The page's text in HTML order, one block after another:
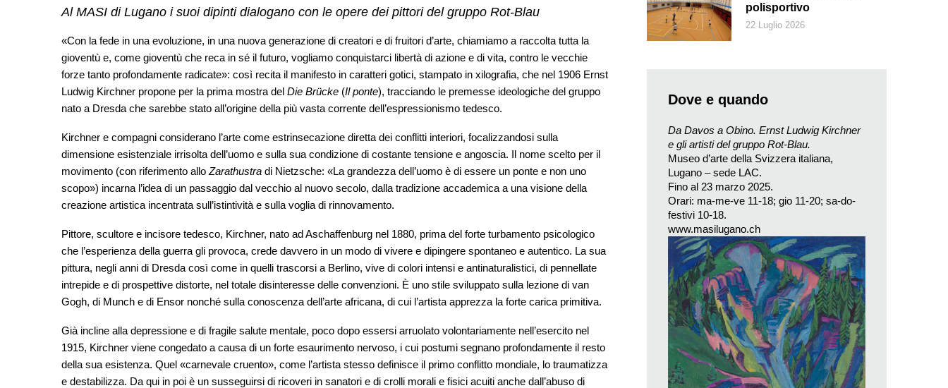
Al MASI di Lugano i suoi dipinti dialogano con le opere dei pittori del gruppo Rot-Blau
«Con la fede in una evoluzione, in una nuova generazione di creatori e di fruitori d’arte, chiamiamo a raccolta tutta la
gioventù e, come gioventù che reca in sé il futuro, vogliamo conquistarci libertà di azione e di vita, contro le vecchie
forze tanto profondamente radicate»: così recita il manifesto in caratteri gotici, stampato in xilografia, che nel 1906 Ernst
Ludwig Kirchner propone per la prima mostra del Die Brücke (Il ponte), tracciando le premesse ideologiche del gruppo
nato a Dresda che sarebbe stato all’origine della più vasta corrente dell’espressionismo tedesco.
Kirchner e compagni considerano l’arte come estrinsecazione diretta dei conflitti interiori, focalizzandosi sulla
dimensione esistenziale irrisolta dell’uomo e sulla sua condizione di costante tensione e angoscia. Il nome scelto per il
movimento (con riferimento allo Zarathustra di Nietzsche: «La grandezza dell’uomo è di essere un ponte e non uno
scopo») incarna l’idea di un passaggio dal vecchio al nuovo secolo, dalla tradizione accademica a una visione della
creazione artistica incentrata sull’istintività e sulla voglia di rinnovamento.
Pittore, scultore e incisore tedesco, Kirchner, nato ad Aschaffenburg nel 1880, prima del forte turbamento psicologico
che l’esperienza della guerra gli provoca, crede davvero in un modo di vivere e dipingere spontaneo e autentico. La sua
pittura, negli anni di Dresda così come in quelli trascorsi a Berlino, vive di colori intensi e antinaturalistici, di pennellate
intrepide e di prospettive distorte, nel totale disinteresse delle convenzioni. È uno stile sviluppato sulla lezione di van
Gogh, di Munch e di Ensor nonché sulla conoscenza dell’arte africana, di cui l’artista apprezza la forte carica primitiva.
Già incline alla depressione e di fragile salute mentale, poco dopo essersi arruolato volontariamente nell’esercito nel
1915, Kirchner viene congedato a causa di un forte esaurimento nervoso, i cui postumi segnano profondamente il resto
della sua esistenza. Quel «carnevale cruento», come l’artista stesso definisce il primo conflitto mondiale, lo traumatizza
e destabilizza. Da qui in poi è un susseguirsi di ricoveri in sanatori e di crolli morali e fisici acuiti anche dall’abuso di
polisportivo
22 Luglio 2026
Dove e quando
Da Davos a Obino. Ernst Ludwig Kirchner
e gli artisti del gruppo Rot-Blau.
Museo d’arte della Svizzera italiana,
Lugano – sede LAC.
Fino al 23 marzo 2025.
Orari: ma-me-ve 11-18; gio 11-20; sa-do-
festivi 10-18.
www.masilugano.ch